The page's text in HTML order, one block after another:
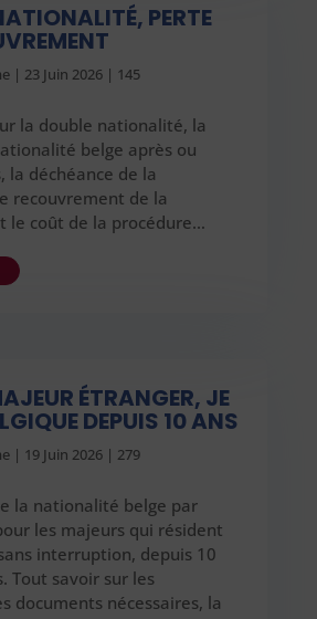
PERTE
| 23 Juin 2026| 145
la double nationalité, la
belge après ou
la déchéance de la
recouvrement de la
le coût de la procédure…
ÉTRANGER, JE
DEPUIS 10 ANS
| 19 Juin 2026| 279
la nationalité belge par
les majeurs qui résident
interruption, depuis 10
Tout savoir sur les
documents nécessaires, la